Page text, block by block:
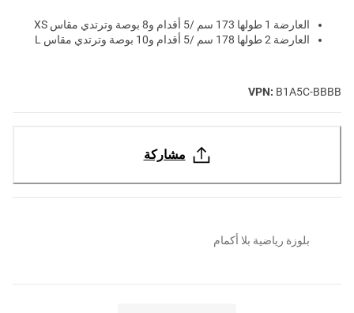
العارضة 1 طولها 173 سم /5 أقدام و8 بوصة وترتدي مقاس XS
العارضة 2 طولها 178 سم /5 أقدام و10 بوصة وترتدي مقاس L
VPN: B1A5C-BBBB
مشاركة
بلوزة رياضية بلا أكمام